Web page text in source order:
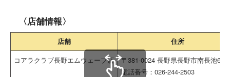
〈店舗情報〉
店舗 住所
コアラクラブ長野エムウェーブ店
〒381-0024 長野県長野市南長池
電話番号：026-244-2503